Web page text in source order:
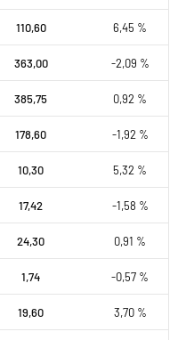
110,60 6,45 %
363,00 -2,09 %
385,75 0,92 %
178,60 -1,92 %
10,30 5,32 %
17,42 -1,58 %
24,30 0,91 %
1,74 -0,57 %
19,60 3,70 %